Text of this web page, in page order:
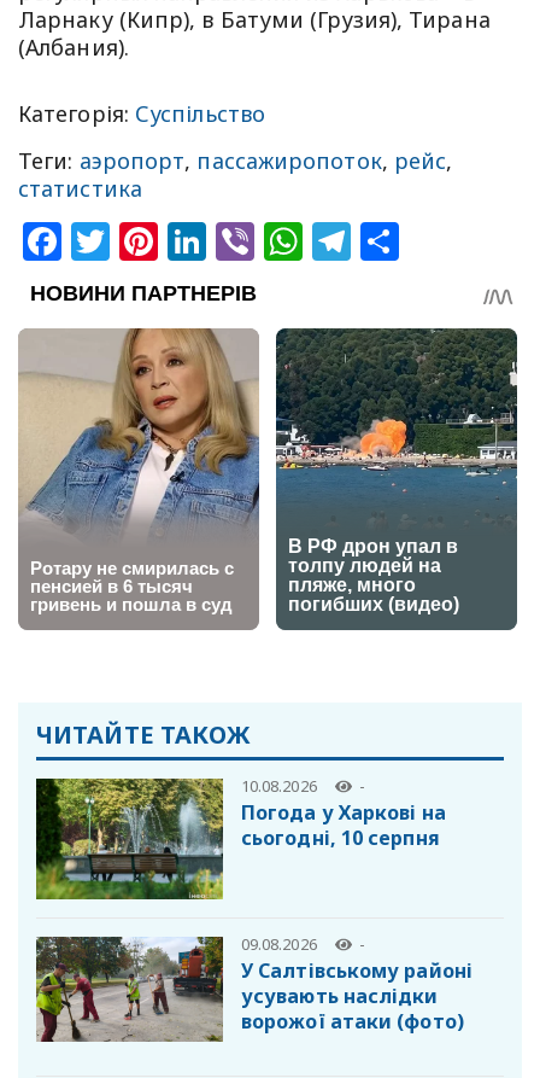
Ларнаку (Кипр), в Батуми (Грузия), Тирана
(Албания).
Категорія: Суспільство
Теги: аэропорт, пассажиропоток, рейс,
статистика
Facebook
Twitter
Pinterest
LinkedIn
ViberWhatsApp
Telegram
ЧИТАЙТЕ ТАКОЖ
10.08.2026 -
Погода у Харкові на
сьогодні, 10 серпня
09.08.2026 -
У Салтівському районі
усувають наслідки
ворожої атаки (фото)